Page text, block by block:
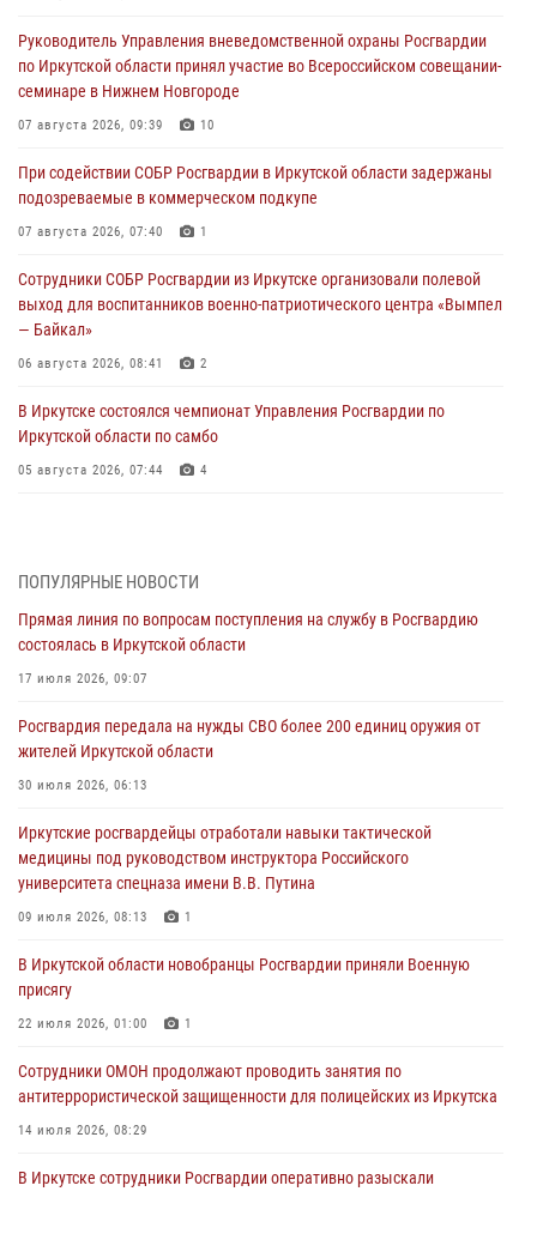
Руководитель Управления вневедомственной охраны Росгвардии
по Иркутской области принял участие во Всероссийском совещании-
семинаре в Нижнем Новгороде
07 августа 2026, 09:39 10
При содействии СОБР Росгвардии в Иркутской области задержаны
подозреваемые в коммерческом подкупе
07 августа 2026, 07:40 1
Сотрудники СОБР Росгвардии из Иркутске организовали полевой
выход для воспитанников военно-патриотического центра «Вымпел
— Байкал»
06 августа 2026, 08:41 2
В Иркутске состоялся чемпионат Управления Росгвардии по
Иркутской области по самбо
05 августа 2026, 07:44 4
04 августа 2026, 07:14 3
Росгвардейцы потушили загоревшийся автомобиль в Иркутске
03 августа 2026, 04:55
Дню Воздушно-десантных войск в Иркутской области
03 августа 2026, 03:32
сердца к сердцу» (видео)
31 июля 2026, 04:37
Сотрудники Росгвардии нашли и вернули родственникам
30 июля 2026, 07:37
ПОПУЛЯРНЫЕ НОВОСТИ
Прямая линия по вопросам поступления на службу в Росгвардию
состоялась в Иркутской области
17 июля 2026, 09:07
Росгвардия передала на нужды СВО более 200 единиц оружия от
жителей Иркутской области
30 июля 2026, 06:13
Иркутские росгвардейцы отработали навыки тактической
медицины под руководством инструктора Российского
университета спецназа имени В.В. Путина
09 июля 2026, 08:13 1
В Иркутской области новобранцы Росгвардии приняли Военную
присягу
22 июля 2026, 01:00 1
Сотрудники ОМОН продолжают проводить занятия по
антитеррористической защищенности для полицейских из Иркутска
14 июля 2026, 08:29
В Иркутске сотрудники Росгвардии оперативно разыскали